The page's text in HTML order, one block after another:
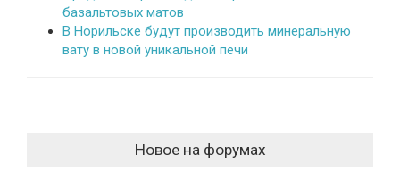
базальтовых матов
В Норильске будут производить минеральную
вату в новой уникальной печи
Новое на форумах